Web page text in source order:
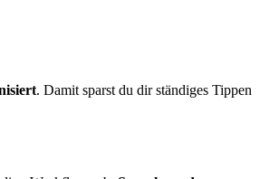
. Damit sparst du dir ständiges Tippen